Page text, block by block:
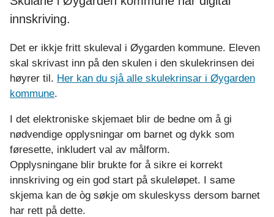
å
g
k
u
l
e
innskriving.
Det er ikkje fritt skuleval i Øygarden kommune. Eleven
skal skrivast inn på den skulen i den skulekrinsen dei
høyrer til. Her kan du sjå alle skulekrinsar i Øygarden
kommune.
I det elektroniske skjemaet blir de bedne om å gi
nødvendige opplysningar om barnet og dykk som
føresette, inkludert val av målform.
Opplysningane blir brukte for å sikre ei korrekt
innskriving og ein god start på skuleløpet. I same
skjema kan de òg søkje om skuleskyss dersom barnet
har rett på dette.